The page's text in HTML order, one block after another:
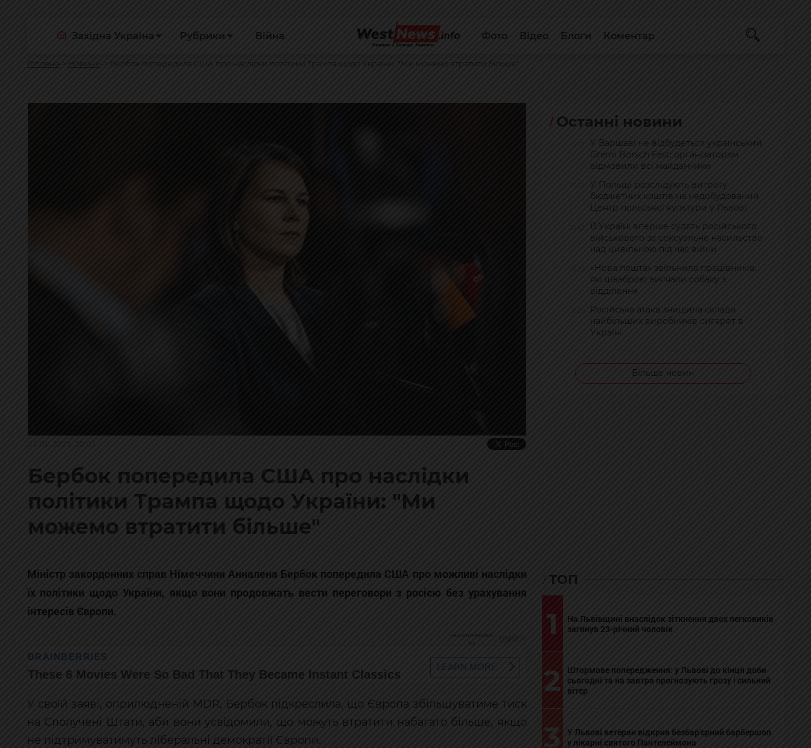
Західна Україна Рубрики Війна Фото Відео Блоги Коментар
Головна Новини Бербок попередила США про наслідки політики Трампа щодо України: "Ми можемо втратити більше"
Бербок попередила США про наслідки
політики Трампа щодо України: "Ми
можемо втратити більше"
Міністр закордонних справ Німеччини Анналена Бербок попередила США про можливі наслідки
їх політики щодо України, якщо вони продовжать вести переговори з росією без урахування
інтересів Європи.
У своїй заяві, оприлюдненій MDR, Бербок підкреслила, що Європа збільшуватиме тиск
на Сполучені Штати, аби вони усвідомили, що можуть втратити набагато більше, якщо
не підтримуватимуть ліберальні демократії Європи.
Останні новини
У Варшаві не відбудеться український
Gremi Borsch Fest: організаторам
відмовили всі майданчики
У Польщі розслідують витрату
бюджетних коштів на недобудований
Центр польської культури у Львові
В Україні вперше судять російського
військового за сексуальне насильство
над цивільною під час війни
«Нова пошта» звільнила працівників,
які шваброю вигнали собаку з
відділення
Російська атака знищила склади
найбільших виробників сигарет в
Україні
Більше новин
ТОП
1
На Львівщині внаслідок зіткнення двох легковиків
загинув 23-річний чоловік
2
Штормове попередження: у Львові до кінця доби
сьогодні та на завтра прогнозують грозу і сильний
вітер
3
У Львові ветеран відкрив безбар’єрний барбершоп
у лікарні святого Пантелеймона